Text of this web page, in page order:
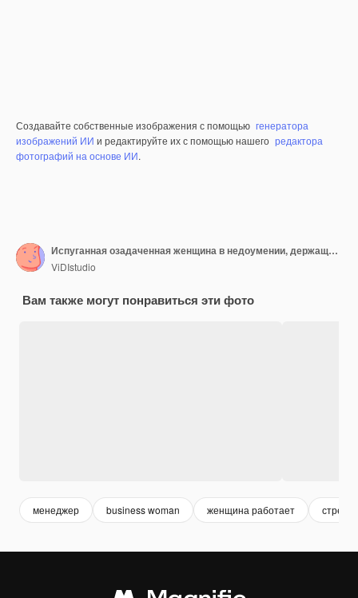
Создавайте собственные изображения с помощью генератора
изображений ИИ и редактируйте их с помощью нашего редактора
фотографий на основе ИИ.
Испуганная озадаченная женщина в недоумении, держащая увеличительное стекло, сидит, работая над проектом на белом столе с портативным компьютером
ViDIstudio
Вам также могут понравиться эти фото
менеджер business woman женщина работает стресс